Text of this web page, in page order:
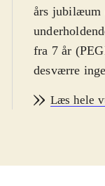
års jubilæum
fra 7 år
desværre
genren.
de bedste
Læs hele